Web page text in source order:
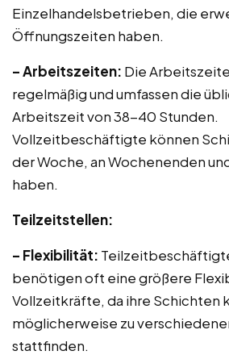
Einzelhandelsbetrieben, die
Öffnungszeiten haben.
– Arbeitszeiten: Die
regelmäßig und umfassen die
Arbeitszeit von 38-40 Stunden.
Vollzeitbeschäftigte können
der Woche, an Wochenenden
haben.
Teilzeitstellen:
– Flexibilität:
benötigen oft eine größere
Vollzeitkräfte, da ihre Schichten
möglicherweise zu
stattfinden.